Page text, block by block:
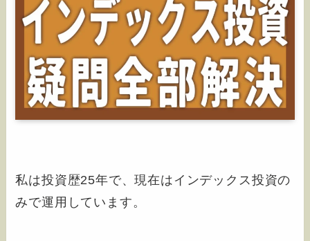
私は投資歴25年で、現在はインデックス投資の
みで運用しています。